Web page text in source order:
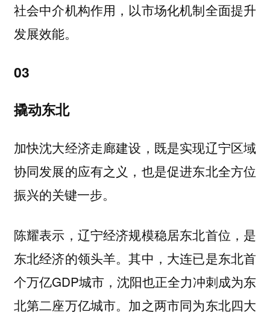
社会中介机构作用，以市场化机制全面提升
发展效能。
03
撬动东北
加快沈大经济走廊建设，既是实现辽宁区域
协同发展的应有之义，也是促进东北全方位
振兴的关键一步。
陈耀表示，辽宁经济规模稳居东北首位，是
东北经济的领头羊。其中，大连已是东北首
个万亿GDP城市，沈阳也正全力冲刺成为东
北第二座万亿城市。加之两市同为东北四大